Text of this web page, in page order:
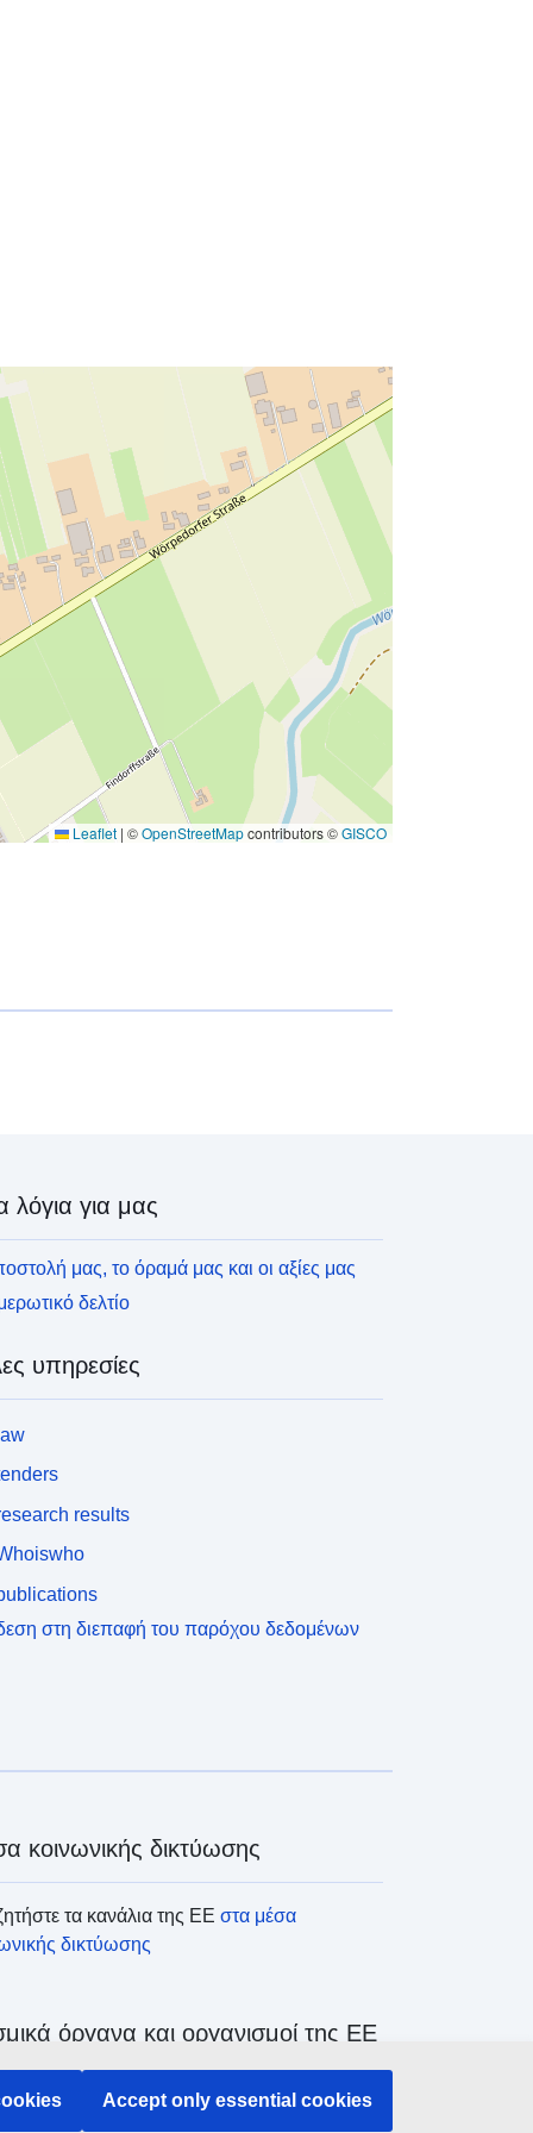
Leaflet | ©OpenStreetMapcontributors ©GISCO
http://data.europa.eu/eli/reg/2009/97
http://data.europa.eu/88u/dataset/30
3e73f8-a849-4cd6-9d8e-
e758a9650299
λόγια για μας
μας, το όραμά μας και οι αξίες μας
δελτίο
υπηρεσίες
results
στη διεπαφή του παρόχου δεδομένων
κοινωνικής δικτύωσης
τα κανάλια της ΕΕστα μέσα
δικτύωσης
όργανα και οργανισμοί της ΕΕ
όλων των θεσμικών και λοιπών
και οργανισμών της ΕΕ
Accept only essential cookies